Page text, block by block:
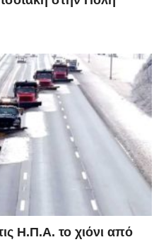
Η.Π.Α. το χιόνι από